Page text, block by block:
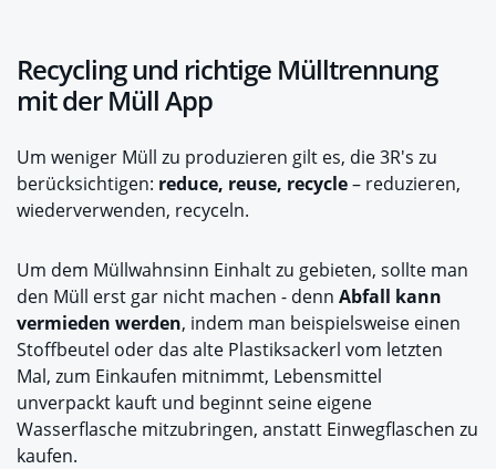
Recycling und richtige Mülltrennung
mit der Müll App
Um weniger Müll zu produzieren gilt es, die 3R's zu
berücksichtigen: reduce, reuse, recycle– reduzieren,
wiederverwenden, recyceln.
Um dem Müllwahnsinn Einhalt zu gebieten, sollte man
den Müll erst gar nicht machen - denn Abfall kann
vermieden werden, indem man beispielsweise einen
Stoffbeutel oder das alte Plastiksackerl vom letzten
Mal, zum Einkaufen mitnimmt, Lebensmittel
unverpackt kauft und beginnt seine eigene
Wasserflasche mitzubringen, anstatt Einwegflaschen zu
kaufen.